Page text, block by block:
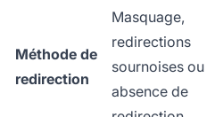
Méthode de
redirection
Masquage,
redirections
sournoises ou
absence de